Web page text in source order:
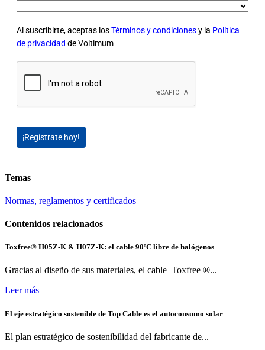
Al suscribirte, aceptas losTérminos y condicionesy la Política
de privacidad de Voltimum
¡Regístrate hoy!
Temas
Normas, reglamentos y certificados
Contenidos relacionados
Toxfree® H05Z-K & H07Z-K: el cable 90ºC libre de halógenos
Gracias al diseño de sus materiales, el cable Toxfree ®...
Leer más
El eje estratégico sostenible de Top Cable es el autoconsumo solar
El plan estratégico de sostenibilidad del fabricante de...